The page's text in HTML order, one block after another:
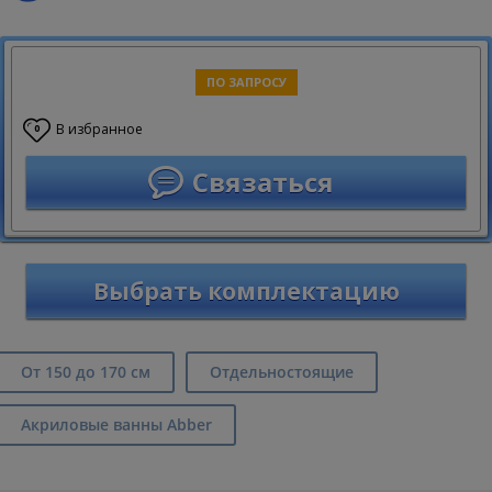
ПО ЗАПРОСУ
0 В избранное
Связаться
Выбрать комплектацию
От 150 до 170 см Отдельностоящие
Акриловые ванны Abber